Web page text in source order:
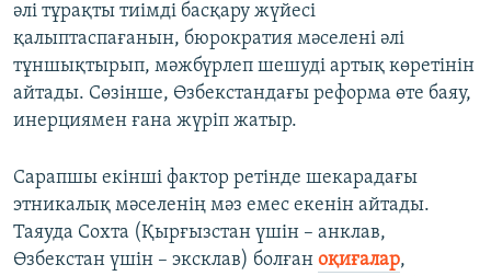
әлі тұрақты тиімді басқару жүйесі
қалыптаспағанын, бюрократия мәселені әлі
тұншықтырып, мәжбүрлеп шешуді артық көретінін
айтады. Сөзінше, Өзбекстандағы реформа өте баяу,
инерциямен ғана жүріп жатыр.
Сарапшы екінші фактор ретінде шекарадағы
этникалық мәселенің мәз емес екенін айтады.
Таяуда Сохта (Қырғызстан үшін – анклав,
Өзбекстан үшін – эксклав) болған оқиғалар,